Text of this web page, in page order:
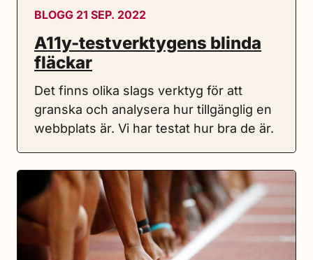
BLOGG 21 SEP. 2022
A11y-test­verktyg­ens blinda
fläckar
Det finns olika slags verktyg för att
granska och analysera hur tillgänglig en
webbplats är. Vi har testat hur bra de är.